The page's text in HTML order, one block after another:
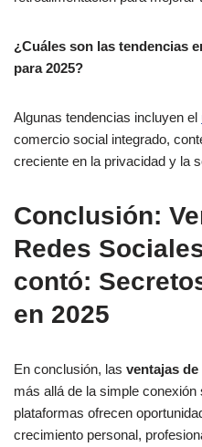
¿Cuáles son las tendencias
para 2025?
Algunas tendencias incluyen el
comercio social integrado,
creciente en la privacidad y la
Conclusión:
Redes
contó:
en 2025
En conclusión, las ventajas
más allá de la simple
plataformas ofrecen
crecimiento personal,